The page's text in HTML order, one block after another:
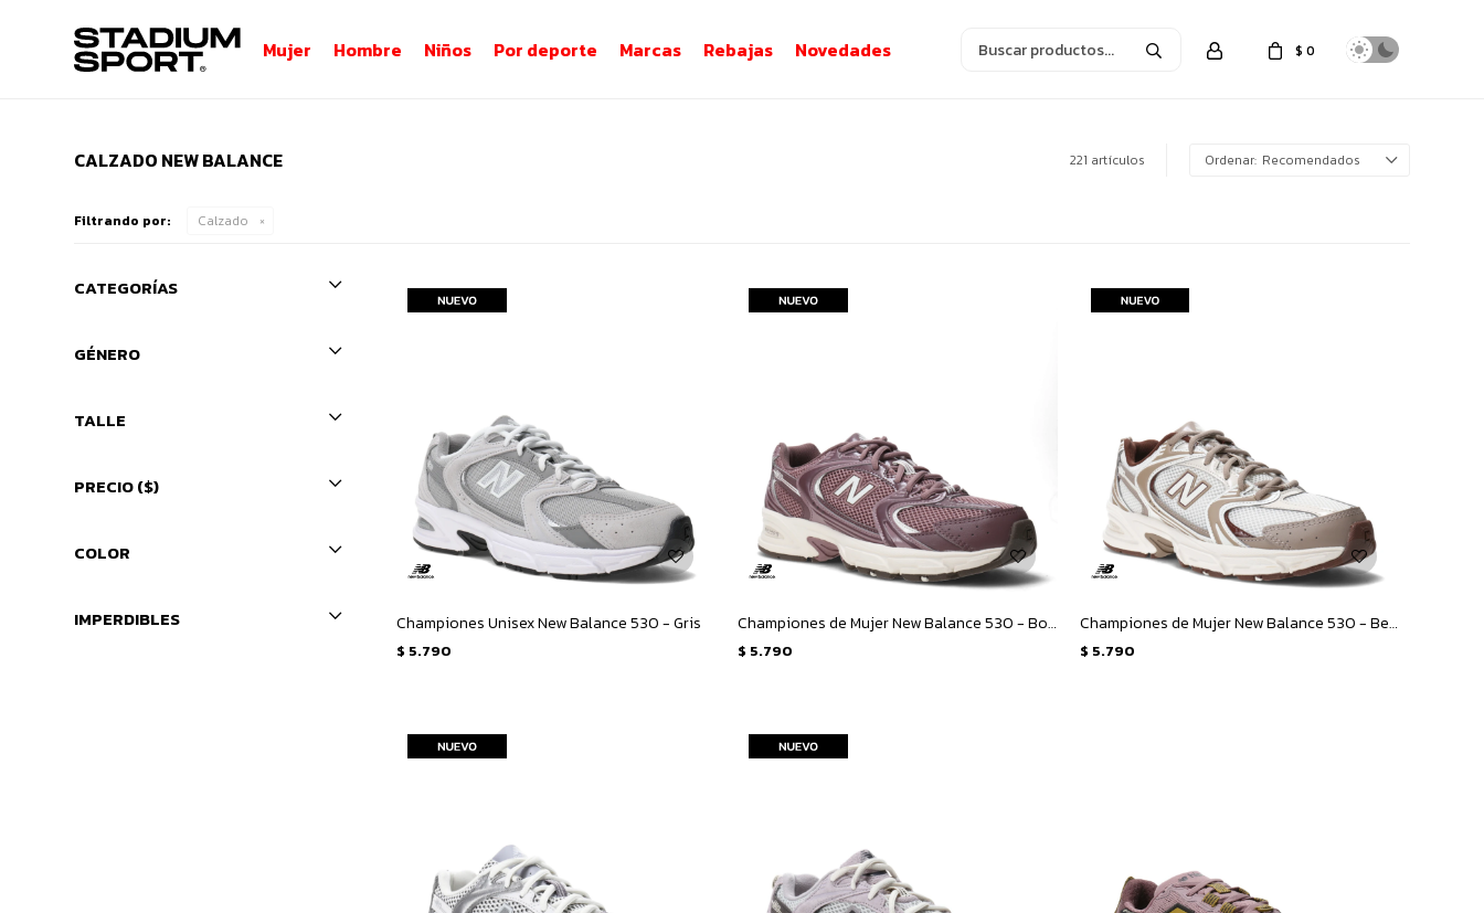
Mujer Hombre Niños Por deporte Marcas Rebajas Novedades $ 0
CALZADO NEW BALANCE 221 artículos Recomendados
Filtrando por: Calzado
Championes Unisex New Balance 530 - Gris
$ 5.790
Championes de Mujer New Balance 530 - Bordó
$ 5.790
Championes de Mujer New Balance 530 - Beige - Marron
$ 5.790
CATEGORÍAS
GÉNERO
TALLE
PRECIO($)
COLOR
IMPERDIBLES